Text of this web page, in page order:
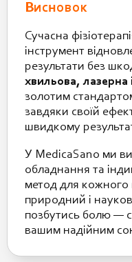
Висновок
Сучасна
інструмент
результати без
хвильова, лазерна
золотим
завдяки своїй
швидкому
У MedicaSano ми
обладнання та
метод для кожного
природний і
позбутись болю —
вашим надійним